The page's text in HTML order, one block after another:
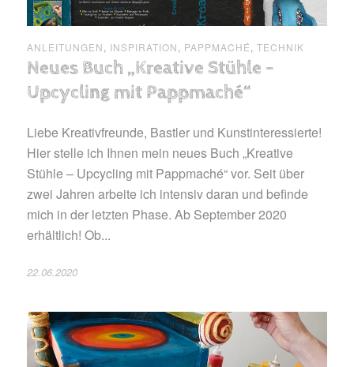
ANLEITUNGEN, INSPIRATION, PAPPMACHÉ, TECHNIK
Neues Buch „Kreative Stühle –
Upcycling mit Pappmaché“
Liebe Kreativfreunde, Bastler und Kunstinteressierte!
Hier stelle ich Ihnen mein neues Buch „Kreative
Stühle – Upcycling mit Pappmaché“ vor. Seit über
zwei Jahren arbeite ich intensiv daran und befinde
mich in der letzten Phase. Ab September 2020
erhältlich! Ob...
22.06.2020